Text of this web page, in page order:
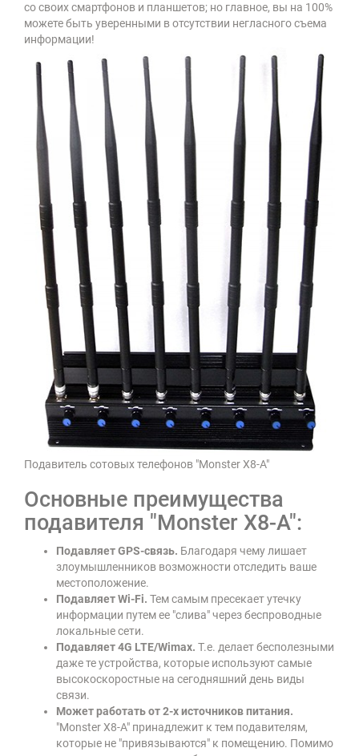
со своих смартфонов и планшетов; но главное, вы на 100%
можете быть уверенными в отсутствии негласного съема
информации!
Подавитель сотовых телефонов "Monster X8-A"
Основные преимущества
подавителя "Monster X8-A":
Подавляет GPS-связь. Благодаря чему лишает
злоумышленников возможности отследить ваше
местоположение.
Подавляет Wi-Fi. Тем самым пресекает утечку
информации путем ее "слива" через беспроводные
локальные сети.
Подавляет 4G LTE/Wimax. Т.е. делает бесполезными
даже те устройства, которые используют самые
высокоскоростные на сегодняшний день виды
связи.
Может работать от 2-х источников питания.
"Monster X8-A" принадлежит к тем подавителям,
которые не "привязываются" к помещению. Помимо